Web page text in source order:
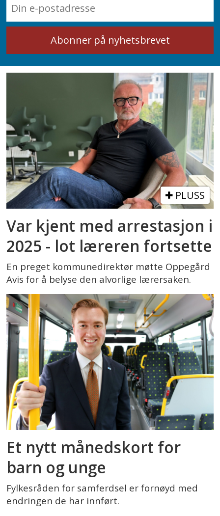
PLUSS
Var kjent med arrestasjon i
2025 - lot læreren fortsette
En preget kommunedirektør møtte Oppegård
Avis for å belyse den alvorlige lærersaken.
Et nytt månedskort for
barn og unge
Fylkesråden for samferdsel er fornøyd med
endringen de har innført.